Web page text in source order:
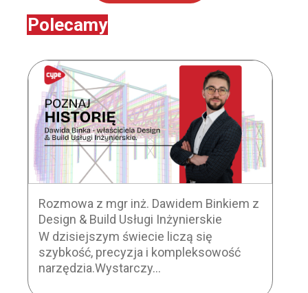
Polecamy
Rozmowa z mgr inż. Dawidem Binkiem z
Design & Build Usługi Inżynierskie
W dzisiejszym świecie liczą się
szybkość, precyzja i kompleksowość
narzędzia.Wystarczy...